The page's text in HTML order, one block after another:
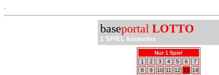
baseportal LOTTO
1 SPIEL kostenlos
Nur 1 Spiel
1
2 3 4 5 6
7
8
9 10 11 12 13
14